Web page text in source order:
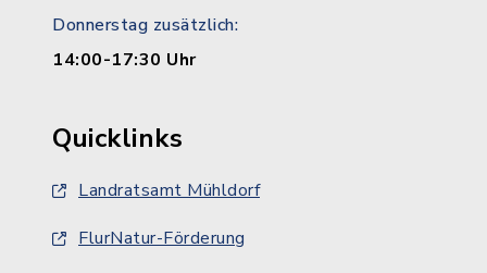
Donnerstag zusätzlich:
14:00-17:30 Uhr
Quicklinks
Landratsamt Mühldorf
FlurNatur-Förderung